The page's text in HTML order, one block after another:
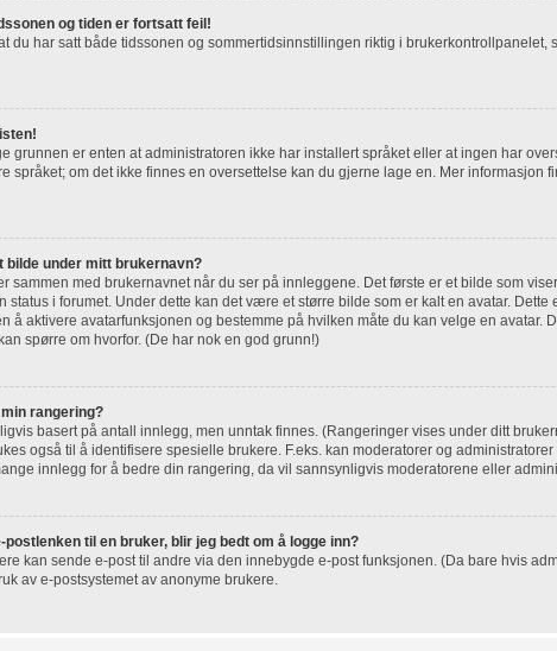
og tiden er fortsatt feil!
du har satt både tidssonen og sommertidsinnstillingen riktig i
grunnen er enten at administratoren ikke har installert språket eller at ingen har
språket; om det ikke finnes en oversettelse kan du gjerne lage en. Mer informasjon
bilde under mitt brukernavn?
sammen med brukernavnet når du ser på innleggene. Det første er et bilde som
status i forumet. Under dette kan det være et større bilde som er kalt en avatar.
å aktivere avatarfunksjonen og bestemme på hvilken måte du kan velge en avatar.
spørre om hvorfor. (De har nok en god grunn!)
rangering?
basert på antall innlegg, men unntak finnes. (Rangeringer vises under ditt
også til å identifisere spesielle brukere. F.eks. kan moderatorer og
innlegg for å bedre din rangering, da vil sannsynligvis moderatorene eller
til en bruker, blir jeg bedt om å logge inn?
kan sende e-post til andre via den innebygde e-post funksjonen. (Da bare hvis
av e-postsystemet av anonyme brukere.